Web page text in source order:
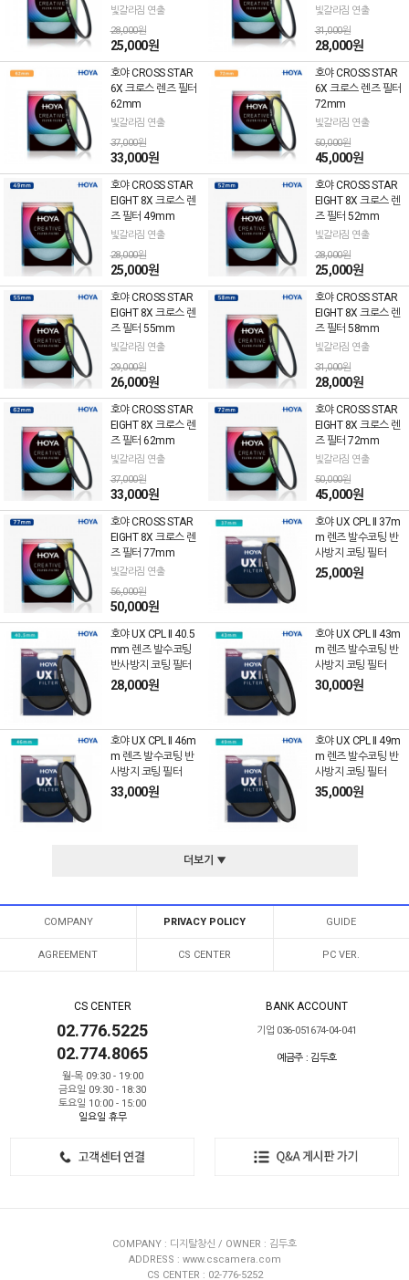
빛갈라짐 연출
28,000원
25,000원
빛갈라짐 연출
31,000원
28,000원
호야 CROSS STAR
6X 크로스 렌즈 필터
62mm
빛갈라짐 연출
37,000원
33,000원
호야 CROSS STAR
6X 크로스 렌즈 필터
72mm
빛갈라짐 연출
50,000원
45,000원
호야 CROSS STAR
EIGHT 8X 크로스 렌
즈 필터 49mm
빛갈라짐 연출
28,000원
25,000원
호야 CROSS STAR
EIGHT 8X 크로스 렌
즈 필터 52mm
빛갈라짐 연출
28,000원
25,000원
호야 CROSS STAR
EIGHT 8X 크로스 렌
즈 필터 55mm
빛갈라짐 연출
29,000원
26,000원
호야 CROSS STAR
EIGHT 8X 크로스 렌
즈 필터 58mm
빛갈라짐 연출
31,000원
28,000원
호야 CROSS STAR
EIGHT 8X 크로스 렌
즈 필터 62mm
빛갈라짐 연출
37,000원
33,000원
호야 CROSS STAR
EIGHT 8X 크로스 렌
즈 필터 72mm
빛갈라짐 연출
50,000원
45,000원
호야 CROSS STAR
EIGHT 8X 크로스 렌
즈 필터 77mm
빛갈라짐 연출
56,000원
50,000원
호야 UX CPL II 37m
m 렌즈 발수코팅 반
사방지 코팅 필터
25,000원
호야 UX CPL II 40.5
mm 렌즈 발수코팅
반사방지 코팅 필터
28,000원
호야 UX CPL II 43m
m 렌즈 발수코팅 반
사방지 코팅 필터
30,000원
호야 UX CPL II 46m
m 렌즈 발수코팅 반
사방지 코팅 필터
33,000원
호야 UX CPL II 49m
m 렌즈 발수코팅 반
사방지 코팅 필터
35,000원
더보기 ▼
COMPANY PRIVACY POLICY GUIDE
AGREEMENT CS CENTER PC VER.
CS CENTER
02.776.5225
02.774.8065
월-목 09:30 - 19:00
금요일 09:30 - 18:30
토요일 10:00 - 15:00
일요일 휴무
BANK ACCOUNT
기업 036-051674-04-041
예금주 : 김두호
COMPANY : 디지탈창신 / OWNER : 김두호
ADDRESS : www.cscamera.com
CS CENTER : 02-776-5252